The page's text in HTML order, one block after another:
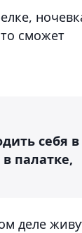
сможет
себя в
палатке,
деле